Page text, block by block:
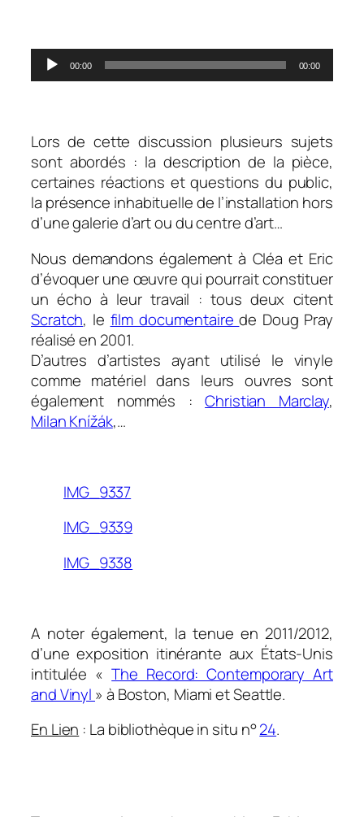
Lecteur
audio
00:00 00:00
Lors de cette discussion plusieurs sujets
sont abordés : la description de la pièce,
certaines réactions et questions du public,
la présence inhabituellede l’installation hors
d’une galerie d’art ou du centre d’art…
Nous demandons également à Cléa et Eric
d’évoquer une œuvre qui pourrait constituer
un écho à leur travail : tous deux citent
Scratch, le film documentairede Doug Pray
réalisé en 2001.
D’autres d’artistes ayant utilisé le vinyle
comme matériel dans leurs ouvres sont
également nommés :Christian Marclay,
Milan Knížák,…
IMG_9337
IMG_9339
IMG_9338
A noter également, la tenue en 2011/2012,
d’une exposition itinérante aux États-Unis
intitulée «The Record: Contemporary Art
and Vinyl » à Boston, Miami et Seattle.
En Lien : La bibliothèque in situ n°24.